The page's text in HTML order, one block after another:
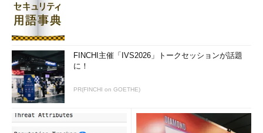
Playアプリを起動します。なお、通常のコンソールから起動し
たい場合は下記のように「play run」と入力します。
playコンソールでなく、通常のコンソールからPlayアプリを起動する
アプリケーションを停止するときは［Control］＋［D］キーを
入力してください。
【2】start
FINCHI主催「IVS2026」トークセッションが話題
に！
PR(FINCHI on GOETHE)